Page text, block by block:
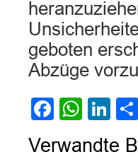
geboten
Abzüge
Verwandte